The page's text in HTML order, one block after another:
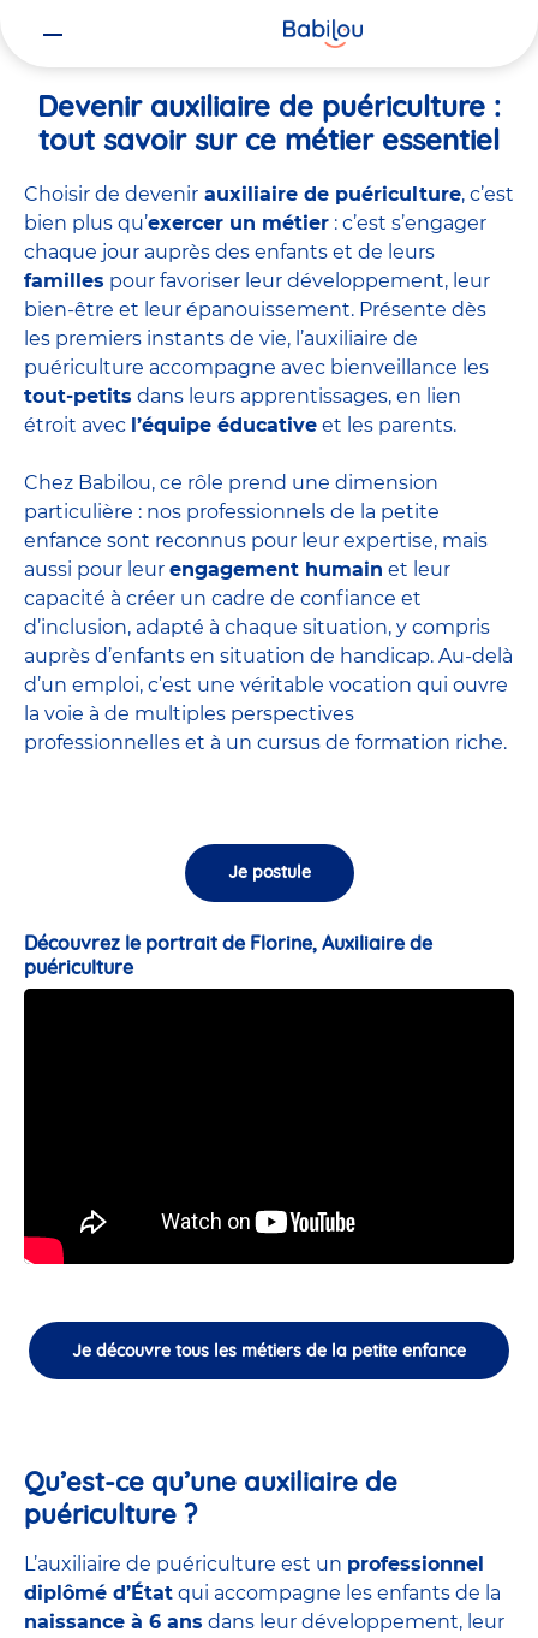
Devenir auxiliaire de puériculture :
tout savoir sur ce métier essentiel
Choisir de devenir auxiliaire de puériculture, c’est
bien plus qu’exercer un métier : c’est s’engager
chaque jour auprès des enfants et de leurs
familles pour favoriser leur développement, leur
bien-être et leur épanouissement. Présente dès
les premiers instants de vie, l’auxiliaire de
puériculture accompagne avec bienveillance les
tout-petits dans leurs apprentissages, en lien
étroit avec l’équipe éducative et les parents.
Chez Babilou, ce rôle prend une dimension
particulière : nos professionnels de la petite
enfance sont reconnus pour leur expertise, mais
aussi pour leur engagement humain et leur
capacité à créer un cadre de confiance et
d’inclusion, adapté à chaque situation, y compris
auprès d’enfants en situation de handicap. Au-delà
d’un emploi, c’est une véritable vocation qui ouvre
la voie à de multiples perspectives
professionnelles et à un cursus de formation riche.
Je postule
Découvrez le portrait de Florine, Auxiliaire de
puériculture
Je découvre tous les métiers de la petite enfance
Qu’est-ce qu’une auxiliaire de
puériculture ?
L’auxiliaire de puériculture est un professionnel
diplômé d’État qui accompagne les enfants de la
naissance à 6 ans dans leur développement, leur